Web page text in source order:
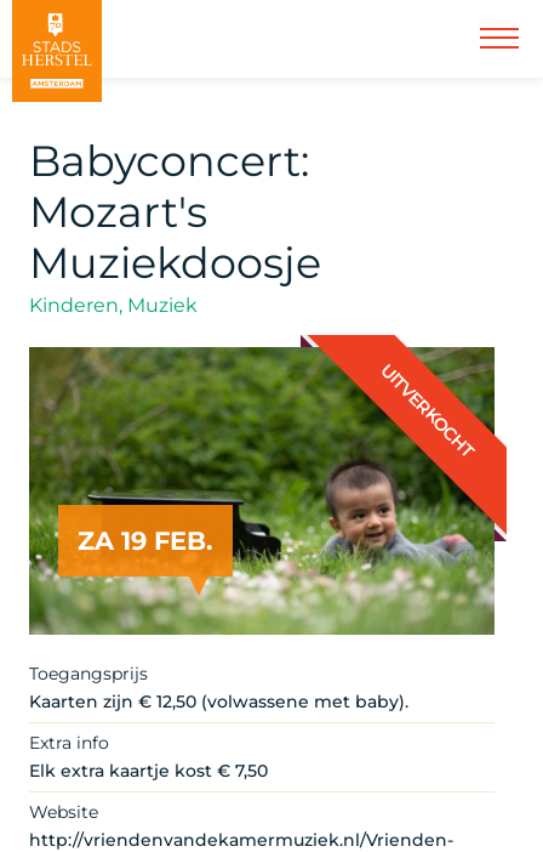
Babyconcert:
Mozart's
Muziekdoosje
Kinderen, Muziek
ZA 19 FEB.
UITVERKOCHT
Toegangsprijs
Kaarten zijn € 12,50 (volwassene met baby).
Extra info
Elk extra kaartje kost € 7,50
Website
http://vriendenvandekamermuziek.nl/Vrienden-